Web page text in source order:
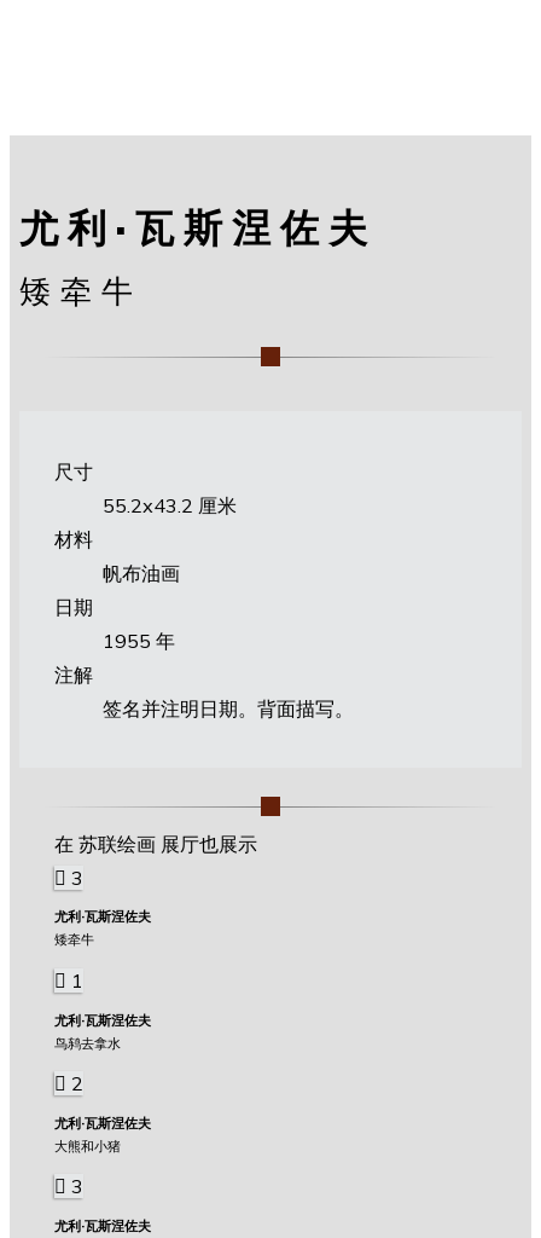
尤利·瓦斯涅佐夫
矮牵牛
尺寸
55.2х43.2 厘米
材料
帆布油画
日期
1955 年
注解
签名并注明日期。背面描写。
在 苏联绘画 展厅也展示
3
尤利·瓦斯涅佐夫
矮牵牛
1
尤利·瓦斯涅佐夫
鸟鸫去拿水
2
尤利·瓦斯涅佐夫
大熊和小猪
3
尤利·瓦斯涅佐夫